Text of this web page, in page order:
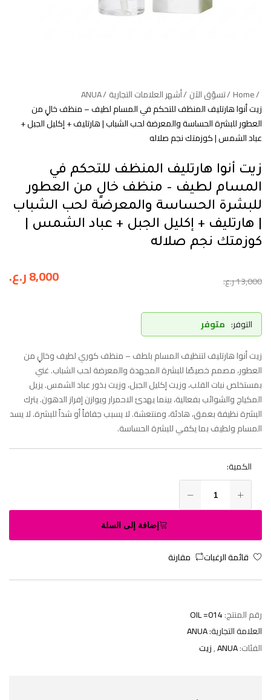
Home تسوّق الآن أشهر العلامات التجارية ANUA
زيت أنوا هارتليف المنظف للتحكم في المسام لطيف – منظف خالٍ من
العطور للبشرة الحساسة والمعرضة لحب الشباب | هارتليف + إكليل الجبل +
عباد الشمس | كوزمتك نجم صلاله
زيت أنوا هارتليف المنظف للتحكم في
المسام لطيف – منظف خالٍ من العطور
للبشرة الحساسة والمعرضة لحب الشباب
| هارتليف + إكليل الجبل + عباد الشمس |
كوزمتك نجم صلاله
13,000ر.ع. 8,000ر.ع.
التوفر: متوفر
زيت أنوا هارتليف لتنظيف المسام بلطف – منظف كوري لطيف وخالٍ من
العطور، مصمم خصيصًا للبشرة المجهدة والمعرضة لحب الشباب. غني
بمستخلص نبات القلب، وزيت إكليل الجبل، وزيت بذور عباد الشمس. يزيل
المكياج والشوائب بفعالية، بينما يهدئ الاحمرار ويوازن إفراز الدهون. يترك
البشرة نظيفة بعمق، هادئة، ومنتعشة. لا يسبب جفافاً أو شداً للبشرة. لا يسد
المسام ولطيف بما يكفي للبشرة الحساسة.
الكمية:
إضافة إلى السلة
قائمة الرغبات مقارنة
رقم المنتج:OIL =014
العلامة التجارية:ANUA
الفئات:ANUA
,زيت